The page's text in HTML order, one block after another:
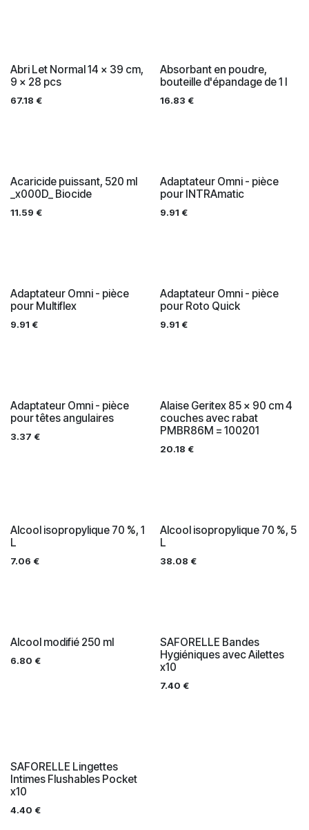
Abri Let Normal 14 x 39 cm,
9 x 28 pcs
67.18 €
Absorbant en poudre,
bouteille d'épandage de 1 l
16.83 €
Acaricide puissant, 520 ml
_x000D_ Biocide
11.59 €
Adaptateur Omni - pièce
pour INTRAmatic
9.91 €
Adaptateur Omni - pièce
pour Multiflex
9.91 €
Adaptateur Omni - pièce
pour Roto Quick
9.91 €
Adaptateur Omni - pièce
pour têtes angulaires
3.37 €
Alaise Geritex 85 x 90 cm 4
couches avec rabat
PMBR86M = 100201
20.18 €
Alcool isopropylique 70 %, 1
L
7.06 €
Alcool isopropylique 70 %, 5
L
38.08 €
Alcool modifié 250 ml
6.80 €
SAFORELLE Bandes
Hygiéniques avec Ailettes
x10
7.40 €
SAFORELLE Lingettes
Intimes Flushables Pocket
x10
4.40 €